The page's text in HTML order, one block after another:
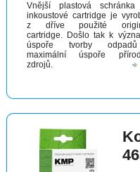
Vnější plastová schránka
inkoustové cartridge je
z dříve použité
cartridge. Došlo tak k
úspoře tvorby
maximální úspoře
zdrojů.